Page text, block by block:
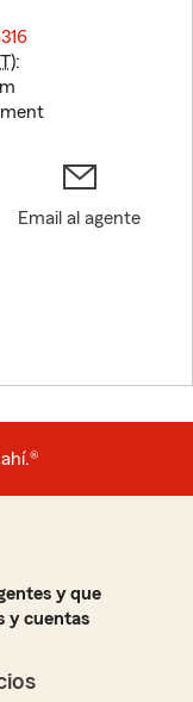
):
Email al agente
y que
y cuentas